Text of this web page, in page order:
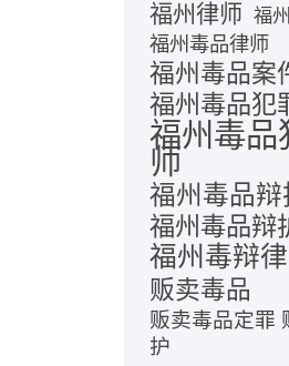
福州律师 福
福州毒品律师
福州毒品案
福州毒品犯
福州毒品
师
福州毒品辩
福州毒品辩
福州毒辩
贩卖毒品
贩卖毒品定罪
护